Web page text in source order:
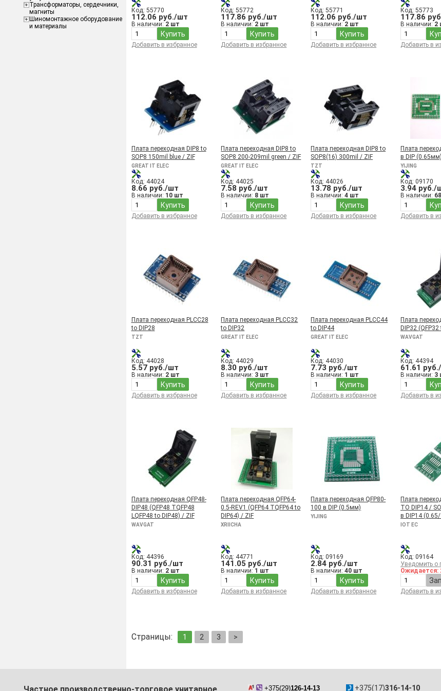
Трансформаторы, сердечники,
магниты
Шиномонтажное оборудование
и материалы
TSOP 56 (0.5/0.65mm)
Код: 55770
112.06 руб./шт
В наличии: 2 шт
Купить
Добавить в избранное
Код: 55772
117.86 руб./шт
В наличии: 2 шт
Купить
Добавить в избранное
Код: 55771
112.06 руб./шт
В наличии: 2 шт
Купить
Добавить в избранное
Код: 55773
117.86
В наличии: 2
Добавить в
Плата переходная DIP8 to
SOP8 150mil blue / ZIF
GREAT IT ELEC
Код: 44024
8.66 руб./шт
В наличии: 10 шт
Купить
Добавить в избранное
Плата переходная DIP8 to
SOP8 200-209mil green / ZIF
GREAT IT ELEC
Код: 44025
7.58 руб./шт
В наличии: 8 шт
Купить
Добавить в избранное
Плата переходная DIP8 to
SOP8(16) 300mil / ZIF
TZT
Код: 44026
13.78 руб./шт
В наличии:4 шт
Купить
Добавить в избранное
Плата
в DIP (0.65мм)
YIJING
Код: 09170
3.94 руб./
В наличии:
Добавить в
Плата переходная PLCC28
to DIP28
TZT
Код: 44028
5.57 руб./шт
В наличии: 2 шт
Купить
Добавить в избранное
Плата переходная PLCC32
to DIP32
GREAT IT ELEC
Код: 44029
8.30 руб./шт
В наличии: 3 шт
Купить
Добавить в избранное
Плата переходная PLCC44
to DIP44
GREAT IT ELEC
Код: 44030
7.73 руб./шт
В наличии: 1 шт
Купить
Добавить в избранное
Плата
DIP32
WAVGAT
Код: 44394
61.61
В наличии: 3
Добавить в
Плата переходная QFP48-
DIP48 (QFP48 TQFP48
LQFP48 to DIP48) / ZIF
WAVGAT
Код: 44396
90.31 руб./шт
В наличии: 2 шт
Купить
Добавить в избранное
Плата переходная QFP64-
0.5-REV1 (QFP64 TQFP64 to
DIP64) / ZIF
XRIICHA
Код: 44771
141.05 руб./шт
В наличии: 1 шт
Купить
Добавить в избранное
Плата переходная QFP80-
100 в DIP (0.5мм)
YIJING
Код: 09169
2.84 руб./шт
В наличии:40 шт
Купить
Добавить в избранное
Плата
TO DIP14 /
в DIP14
IOT EC
Код: 09164
Уведомить о
Ожидается:
Добавить в
Страницы: 1 2 3 >
+375(29)126-14-13 +375(17)316-14-10